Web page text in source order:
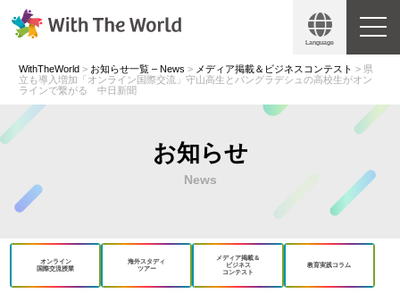
Language
WithTheWorld > お知らせ一覧 – News > メディア掲載＆ビジネスコンテスト > 県
立も導入増加「オンライン国際交流」守山高生とバングラデシュの高校生がオン
ラインで繋がる 中日新聞
お知らせ
News
オンライン
国際交流授業
海外スタディ
ツアー
メディア掲載＆
ビジネス
コンテスト
教育実践コラム